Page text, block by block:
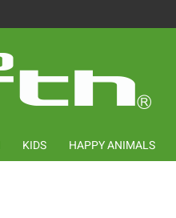
KIDS HAPPY ANIMALS